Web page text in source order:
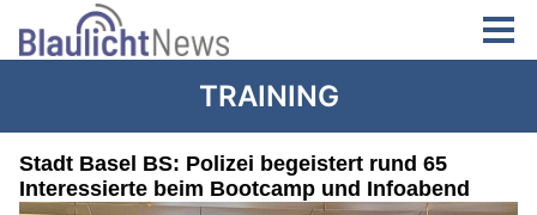
TRAINING
Stadt Basel BS: Polizei begeistert rund 65
Interessierte beim Bootcamp und Infoabend